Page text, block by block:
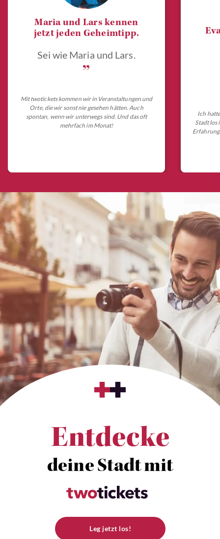
Maria und Lars kennen
jetzt jeden Geheimtipp.
Sei wie Maria und Lars.
„
Mit twotickets kommen wir in Veranstaltungen und
Orte, die wir sonst nie gesehen hätten. Auch
spontan, wenn wir unterwegs sind. Und das oft
mehrfach im Monat!
Ich
Stadt los
Entdecke
deine Stadt mit
Leg jetzt los!